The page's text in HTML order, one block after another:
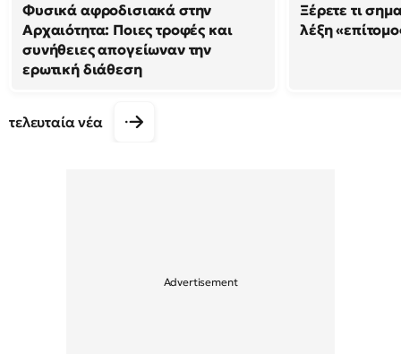
Φυσικά αφροδισιακά στην
Αρχαιότητα: Ποιες τροφές και
συνήθειες απογείωναν την
ερωτική διάθεση
Ξέρετε τι
λέξη
τελευταία νέα